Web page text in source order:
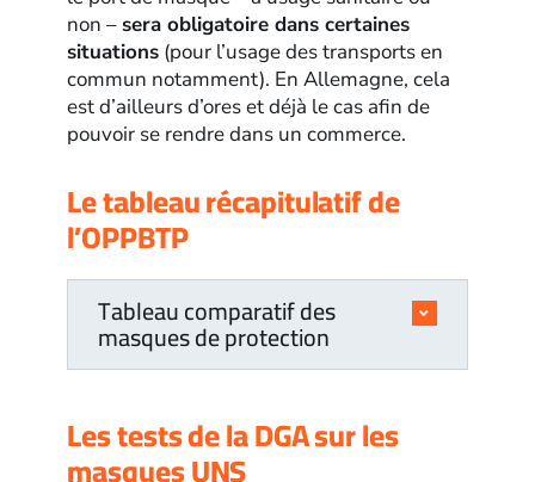
non –sera obligatoire dans certaines
situations (pour l’usage des transports en
commun notamment). En Allemagne, cela
est d’ailleurs d’ores et déjà le cas afin de
pouvoir se rendre dans un commerce.
Le tableau récapitulatif de
l’OPPBTP
Tableau comparatif des
masques de protection
Les tests de la DGA sur les
masques UNS